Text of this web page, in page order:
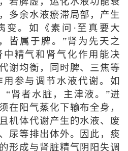
多余水液瘀滞局部，产生
变。如《素问·至真要大
皆属于脾。”肾为先天之
精气和肾气化作用能决
谢均衡，同时脾、三焦等
参与调节水液代谢。如
“肾者水脏，主津液。”进
在阳气蒸化下输布全身，
机体代谢产生的水液、废
尿等排出体外。因此，痰
形成与肾脏精气阴阳失调